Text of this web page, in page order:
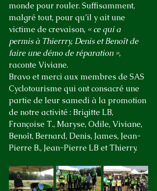
monde pour rouler. Suffisamment,
malgré tout, pour qu’il y ait une
victime de crevaison, « ce qui a
permis à Thierrry, Denis et Benoît de
faire une démo de réparation »,
raconte Viviane.
Bravo et merci aux membres de SAS
Cyclotourisme qui ont consacré une
partie de leur samedi à la promotion
de notre activité : Brigitte LB,
Françoise T., Maryse, Odile, Viviane,
Benoît, Bernard, Denis, James, Jean-
Pierre B., Jean-Pierre LB et Thierry.